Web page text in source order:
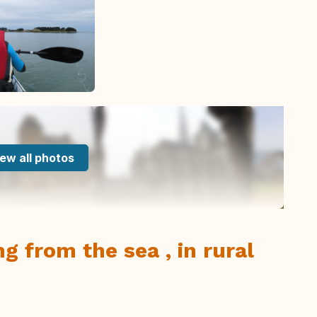
all photos
from the sea , in rural